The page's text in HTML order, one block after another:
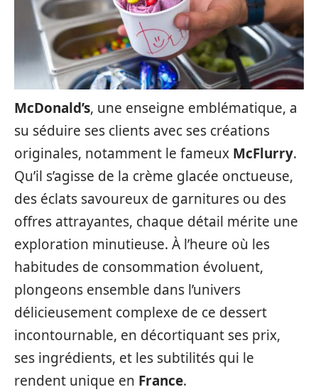
McDonald’s, une enseigne emblématique, a
su séduire ses clients avec ses créations
originales, notamment le fameux McFlurry.
Qu’il s’agisse de la crème glacée onctueuse,
des éclats savoureux de garnitures ou des
offres attrayantes, chaque détail mérite une
exploration minutieuse. À l’heure où les
habitudes de consommation évoluent,
plongeons ensemble dans l’univers
délicieusement complexe de ce dessert
incontournable, en décortiquant ses prix,
ses ingrédients, et les subtilités qui le
rendent unique en France.